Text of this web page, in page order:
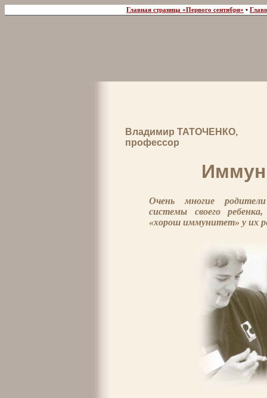
Главная страница «Первого сентября» •
Владимир ТАТОЧЕНКО,
профессор
Очень многие
системы своего
«хорош иммунитет» у их